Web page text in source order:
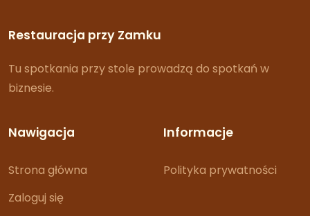
Restauracja przy Zamku
Tu spotkania przy stole prowadzą do spotkań w
biznesie.
Nawigacja
Strona główna
Zaloguj się
Informacje
Polityka prywatności